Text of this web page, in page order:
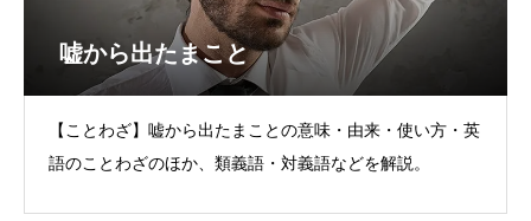
嘘から出たまこと
【ことわざ】嘘から出たまことの意味・由来・使い方・英
語のことわざのほか、類義語・対義語などを解説。